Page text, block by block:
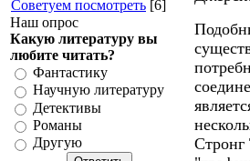
Советуем посмотреть [6]
Наш опрос
Какую литературу вы
любите читать?
Фантастику
Научную литературу
Детективы
Романы
Другую
Стронг